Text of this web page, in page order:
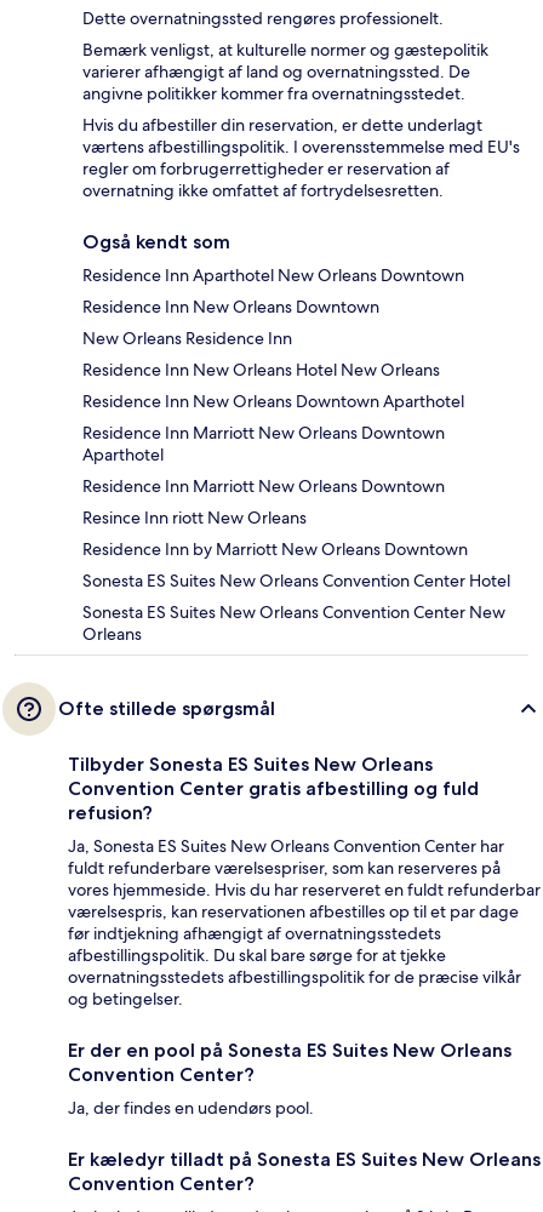
Dette overnatningssted rengøres professionelt.
Bemærk venligst, at kulturelle normer og gæstepolitik
varierer afhængigt af land og overnatningssted. De
angivne politikker kommer fra overnatningsstedet.
Hvis du afbestiller din reservation, er dette underlagt
værtens afbestillingspolitik. I overensstemmelse med EU's
regler om forbrugerrettigheder er reservation af
overnatning ikke omfattet af fortrydelsesretten.
Også kendt som
Residence Inn Aparthotel New Orleans Downtown
Residence Inn New Orleans Downtown
New Orleans Residence Inn
Residence Inn New Orleans Hotel New Orleans
Residence Inn New Orleans Downtown Aparthotel
Residence Inn Marriott New Orleans Downtown
Aparthotel
Residence Inn Marriott New Orleans Downtown
Resince Inn riott New Orleans
Residence Inn by Marriott New Orleans Downtown
Sonesta ES Suites New Orleans Convention Center Hotel
Sonesta ES Suites New Orleans Convention Center New
Orleans
Ofte stillede spørgsmål
Tilbyder Sonesta ES Suites New Orleans
Convention Center gratis afbestilling og fuld
refusion?
Ja, Sonesta ES Suites New Orleans Convention Center har
fuldt refunderbare værelsespriser, som kan reserveres på
vores hjemmeside. Hvis du har reserveret en fuldt refunderbar
værelsespris, kan reservationen afbestilles op til et par dage
før indtjekning afhængigt af overnatningsstedets
afbestillingspolitik. Du skal bare sørge for at tjekke
overnatningsstedets afbestillingspolitik for de præcise vilkår
og betingelser.
Er der en pool på Sonesta ES Suites New Orleans
Convention Center?
Ja, der findes en udendørs pool.
Er kæledyr tilladt på Sonesta ES Suites New Orleans
Convention Center?